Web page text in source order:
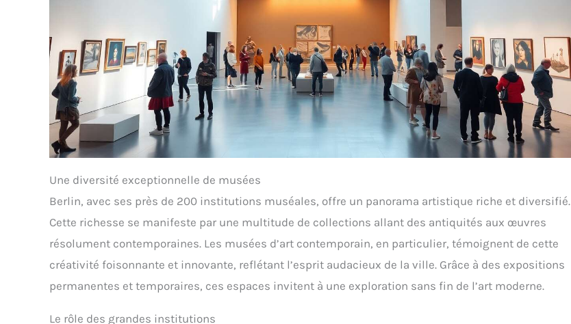
Une diversité exceptionnelle de musées
Berlin, avec ses près de 200 institutions muséales, offre un panorama artistique riche et diversifié.
Cette richesse se manifeste par une multitude de collections allant des antiquités aux œuvres
résolument contemporaines. Les musées d’art contemporain, en particulier, témoignent de cette
créativité foisonnante et innovante, reflétant l’esprit audacieux de la ville. Grâce à des expositions
permanentes et temporaires, ces espaces invitent à une exploration sans fin de l’art moderne.
Le rôle des grandes institutions